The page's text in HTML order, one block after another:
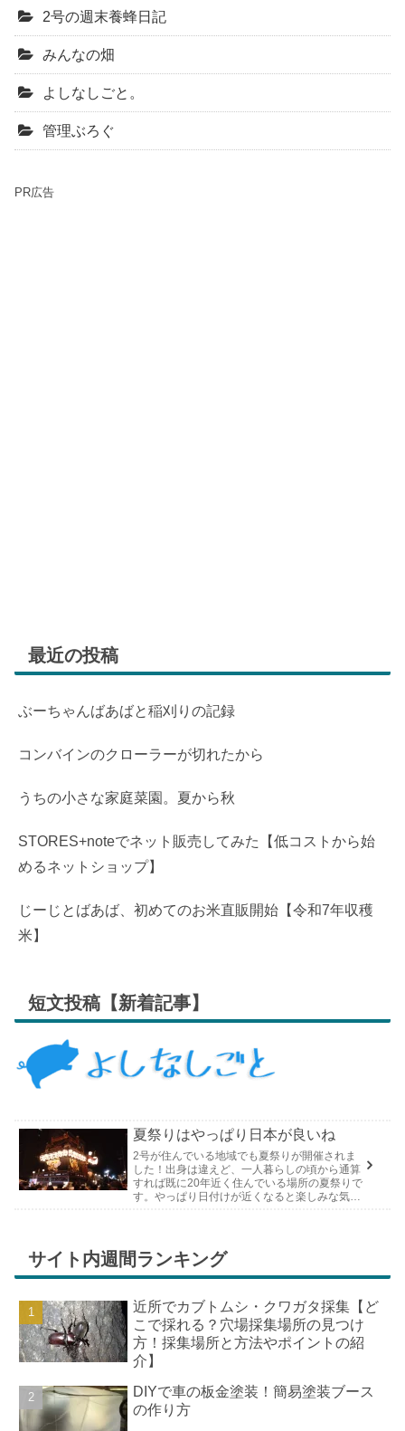
2号の週末養蜂日記
みんなの畑
よしなしごと。
管理ぶろぐ
PR広告
最近の投稿
ぶーちゃんばあばと稲刈りの記録
コンバインのクローラーが切れたから
うちの小さな家庭菜園。夏から秋
STORES+noteでネット販売してみた【低コストから始
めるネットショップ】
じーじとばあば、初めてのお米直販開始【令和7年収穫
米】
短文投稿【新着記事】
夏祭りはやっぱり日本が良いね
2号が住んでいる地域でも夏祭りが開催されま
した！出身は違えど、一人暮らしの頃から通算
すれば既に20年近く住んでいる場所の夏祭りで
す。やっぱり日付けが近くなると楽しみな気持
サイト内週間ランキング
近所でカブトムシ・クワガタ採集【ど
こで採れる？穴場採集場所の見つけ
方！採集場所と方法やポイントの紹
介】
DIYで車の板金塗装！簡易塗装ブース
の作り方